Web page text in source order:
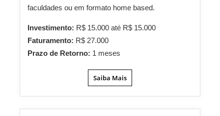
faculdades ou em formato home based.
Investimento: R$ 15.000 até R$ 15.000
Faturamento: R$ 27.000
Prazo de Retorno: 1 meses
Saiba Mais